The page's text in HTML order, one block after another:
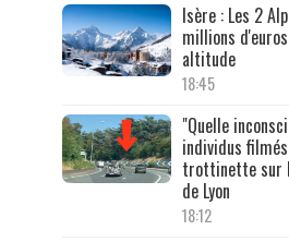
Isère : Les 2
millions
altitude
18:45
"Quelle
individus
trottinette sur
de Lyon
18:12